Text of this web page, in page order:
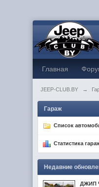
Главная
JEEP-CLUB.BY →
Гараж
Список
Статистика
Недавние
ДЖИП